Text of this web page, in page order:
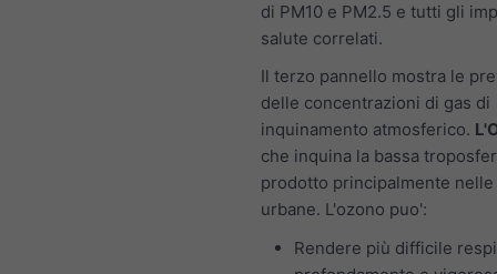
di PM10 e PM2.5 e tutti gli
salute correlati.
Il terzo pannello mostra le
delle concentrazioni di gas di
inquinamento atmosferico.
che inquina la bassa
prodotto principalmente nelle
urbane. L'ozono puo':
Rendere più difficile